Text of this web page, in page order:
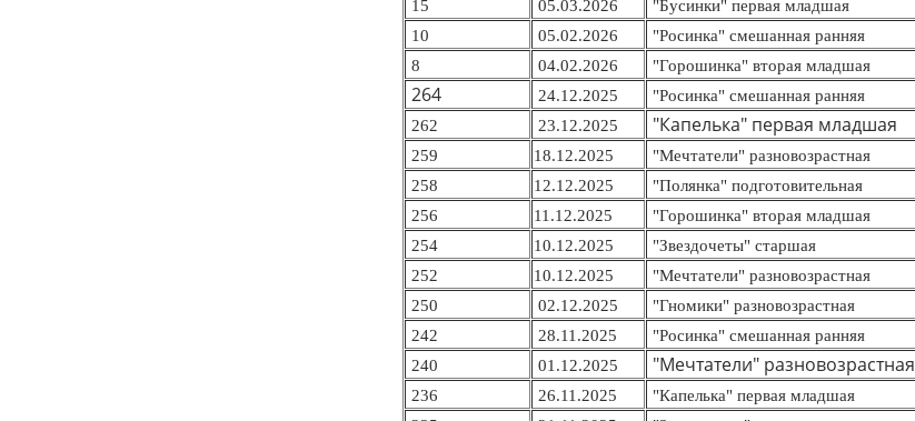
1 5 05.03.2026 "Бусинки" первая младшая
10
05.02.2026 "Росинка" смешанная ранняя
8
04.02.2026 "Горошинка" вторая младшая
264 24.12.2025 "Росинка" смешанная ранняя
262
23.12.2025 "Капелька" первая младшая
259
18.12.2025 "Мечтатели" разновозрастная
258
12.12.2025 "Полянка" подготовительная
256
11.12.2025 "Горошинка" вторая младшая
254 10.12.2025 "Звездочеты" старшая
252
10.12.2025 "Мечтатели" разновозрастная
250
02.12.2025 "Гномики" разновозрастная
242
28.11.2025 "Росинка" смешанная ранняя
240
01.12.2025 "Мечтатели" разновозрастная
236
26.11.2025 "Капелька" первая младшая